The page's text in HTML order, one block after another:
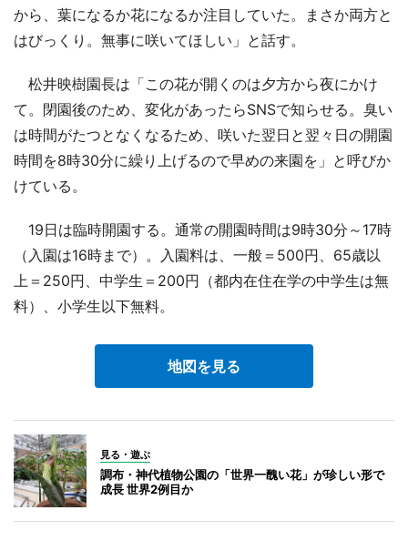
から、葉になるか花になるか注目していた。まさか両方と
はびっくり。無事に咲いてほしい」と話す。
松井映樹園長は「この花が開くのは夕方から夜にかけ
て。閉園後のため、変化があったらSNSで知らせる。臭い
は時間がたつとなくなるため、咲いた翌日と翌々日の開園
時間を8時30分に繰り上げるので早めの来園を」と呼びか
けている。
19日は臨時開園する。通常の開園時間は9時30分～17時
（入園は16時まで）。入園料は、一般＝500円、65歳以
上＝250円、中学生＝200円（都内在住在学の中学生は無
料）、小学生以下無料。
地図を見る
見る・遊ぶ
調布・神代植物公園の「世界一醜い花」が珍しい形で
成長 世界2例目か